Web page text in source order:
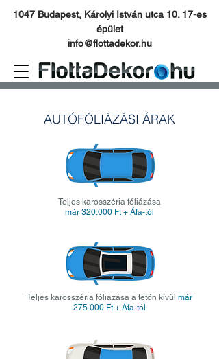
1047 Budapest, Károlyi István utca 10. 17-es
épület
info@flottadekor.hu
Teljes karosszéria fóliázása
már 320.000 Ft + Áfa-tól
Teljes karosszéria fóliázása a tetőn kívül már
275.000 Ft + Áfa-tól
AUTÓFÓLIÁZÁSI ÁRAK